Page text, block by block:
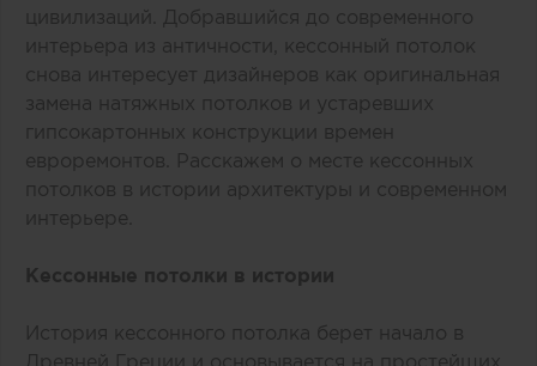
цивилизаций. Добравшийся до современного
интерьера из античности, кессонный потолок
снова интересует дизайнеров как оригинальная
замена натяжных потолков и устаревших
гипсокартонных конструкции времен
евроремонтов. Расскажем о месте кессонных
потолков в истории архитектуры и современном
интерьере.
Кессонные потолки в истории
История кессонного потолка берет начало в
Древней Греции и основывается на простейших